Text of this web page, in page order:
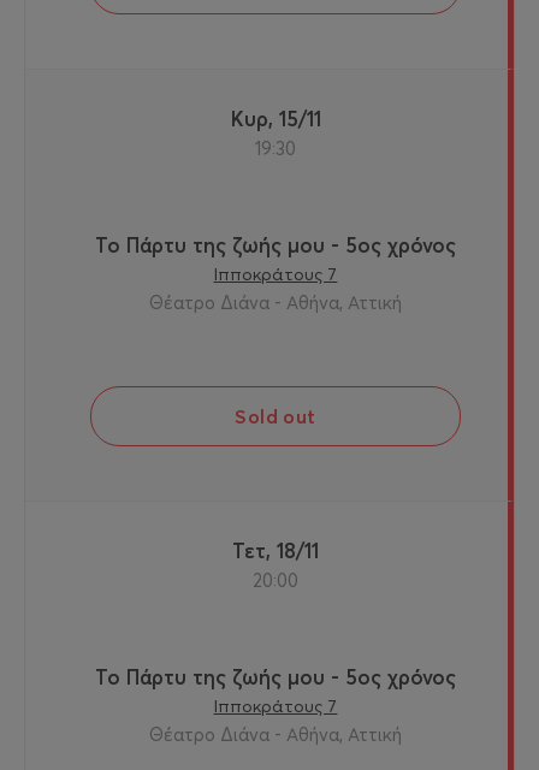
Κυρ, 15/11
19:30
Το Πάρτυ της ζωής μου - 5ος χρόνος
Ιπποκράτους 7
Θέατρο Διάνα - Αθήνα, Αττική
Sold out
Τετ, 18/11
20:00
Το Πάρτυ της ζωής μου - 5ος χρόνος
Ιπποκράτους 7
Θέατρο Διάνα - Αθήνα, Αττική